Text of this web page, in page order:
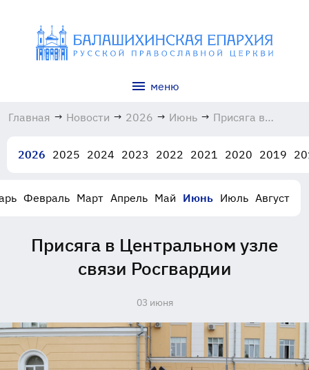
меню
Главная → Новости → 2026 → Июнь → Присяга в
Росгвардии
2026 2025 2024 2023 2022 2021 2020 2019
Февраль Март Апрель Май Июнь Июль Август
Присяга в Центральном узле
связи Росгвардии
03 июня